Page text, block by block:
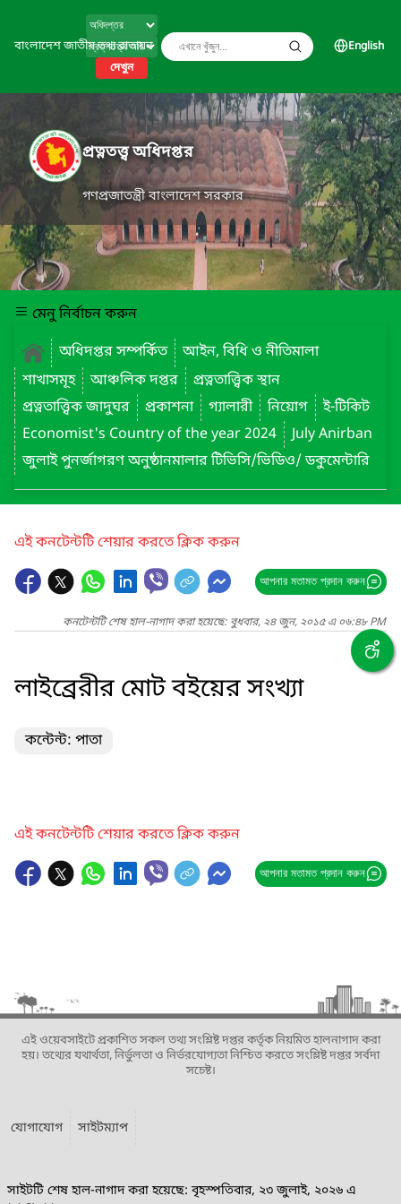
বাংলাদেশ জাতীয় তথ্য বাতায়ন
দেখুন
English
প্রত্নতত্ত্ব অধিদপ্তর
গণপ্রজাতন্ত্রী বাংলাদেশ সরকার
মেনু নির্বাচন করুন
অধিদপ্তর সম্পর্কিত
আইন, বিধি ও নীতিমালা
শাখাসমূহ
আঞ্চলিক দপ্তর
প্রত্নতাত্ত্বিক স্থান
প্রত্নতাত্ত্বিক জাদুঘর
প্রকাশনা গ্যালারী নিয়োগ
ই-টিকিট
Economist's Country of the year 2024
July Anirban
জুলাই পুনর্জাগরণ অনুষ্ঠানমালার টিভিসি/ভিডিও/ ডকুমেন্টারি
এই কনটেন্টটি শেয়ার করতে ক্লিক করুন
আপনার মতামত প্রদান করুন
কনটেন্টটি শেষ হাল-নাগাদ করা হয়েছে: বুধবার, ২৪ জুন, ২০১৫ এ ০৬:৪৮ PM
লাইব্রেরীর মোট বইয়ের সংখ্যা
কন্টেন্ট: পাতা
এই কনটেন্টটি শেয়ার করতে ক্লিক করুন
আপনার মতামত প্রদান করুন
এই ওয়েবসাইটে প্রকাশিত সকল তথ্য সংশ্লিষ্ট দপ্তর কর্তৃক নিয়মিত হালনাগাদ করা
হয়। তথ্যের যথার্থতা, নির্ভুলতা ও নির্ভরযোগ্যতা নিশ্চিত করতে সংশ্লিষ্ট দপ্তর সর্বদা
সচেষ্ট।
যোগাযোগ সাইটম্যাপ
সাইটটি শেষ হাল-নাগাদ করা হয়েছে: বৃহস্পতিবার, ২৩ জুলাই, ২০২৬ এ